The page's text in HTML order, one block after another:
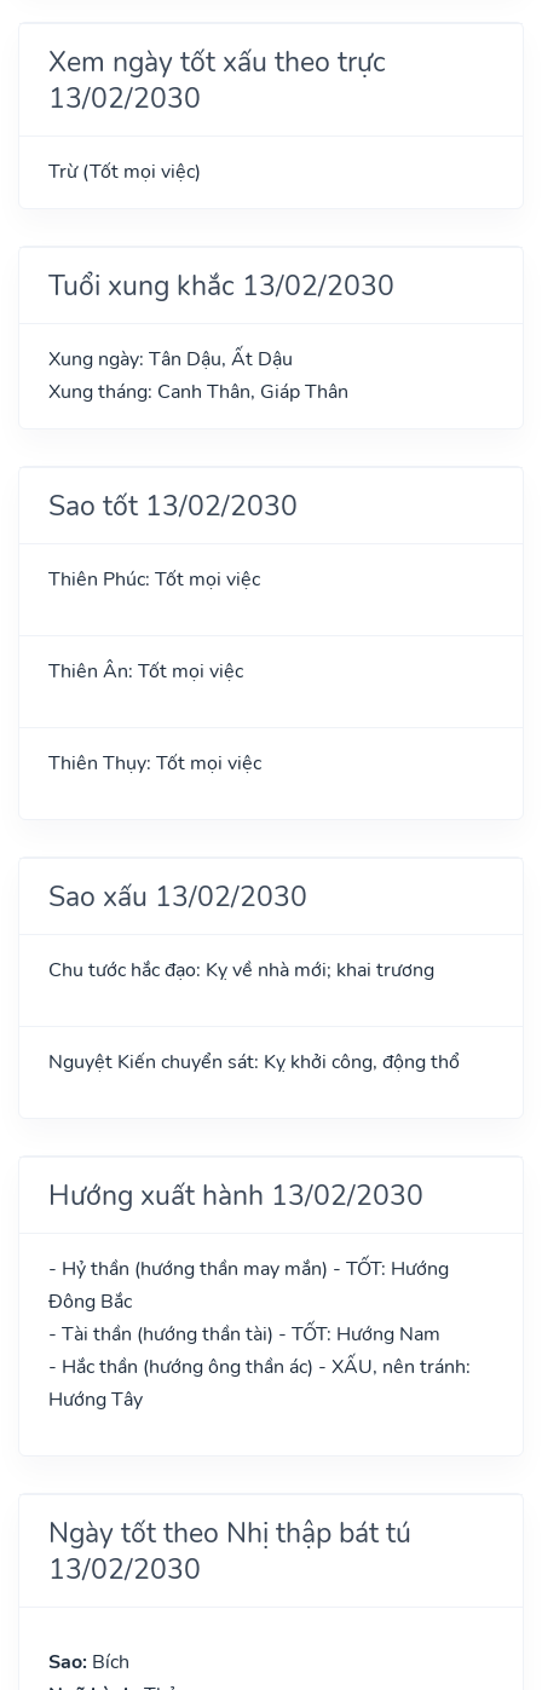
Xem ngày tốt xấu theo trực
13/02/2030
Trừ (Tốt mọi việc)
Tuổi xung khắc 13/02/2030
Xung ngày: Tân Dậu, Ất Dậu
Xung tháng: Canh Thân, Giáp Thân
Sao tốt 13/02/2030
Thiên Phúc: Tốt mọi việc
Thiên Ân: Tốt mọi việc
Thiên Thụy: Tốt mọi việc
Sao xấu 13/02/2030
Chu tước hắc đạo: Kỵ về nhà mới; khai trương
Nguyệt Kiến chuyển sát: Kỵ khởi công, động thổ
Hướng xuất hành 13/02/2030
- Hỷ thần (hướng thần may mắn) - TỐT: Hướng
Đông Bắc
- Tài thần (hướng thần tài) - TỐT: Hướng Nam
- Hắc thần (hướng ông thần ác) - XẤU, nên tránh:
Hướng Tây
Ngày tốt theo Nhị thập bát tú
13/02/2030
Sao: Bích